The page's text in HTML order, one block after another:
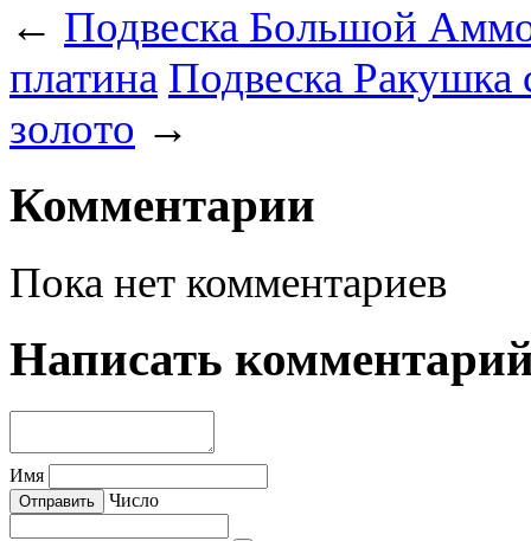
← Подвеска Большой
платина Подвеска
золото →
Комментарии
Пока нет комментариев
Написать
Имя
Число